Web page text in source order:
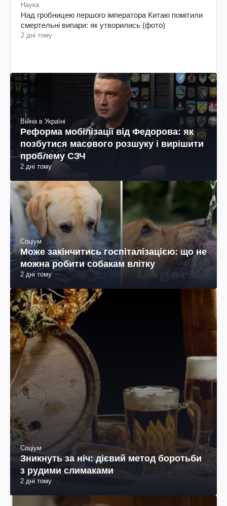
Наука
Над гробницею першого імператора Китаю помітили
смертельні випари: як утворились (фото)
2 дні тому
Війна в Україні
Реформа мобілізації від Федорова: як
позбутися масового розшуку і вирішити
проблему СЗЧ
2 дні тому
Соціум
Може закінчитись госпіталізацією: що не
можна робити собакам влітку
2 дні тому
Соціум
Зникнуть за ніч: дієвий метод боротьби
з рудими слимаками
2 дні тому